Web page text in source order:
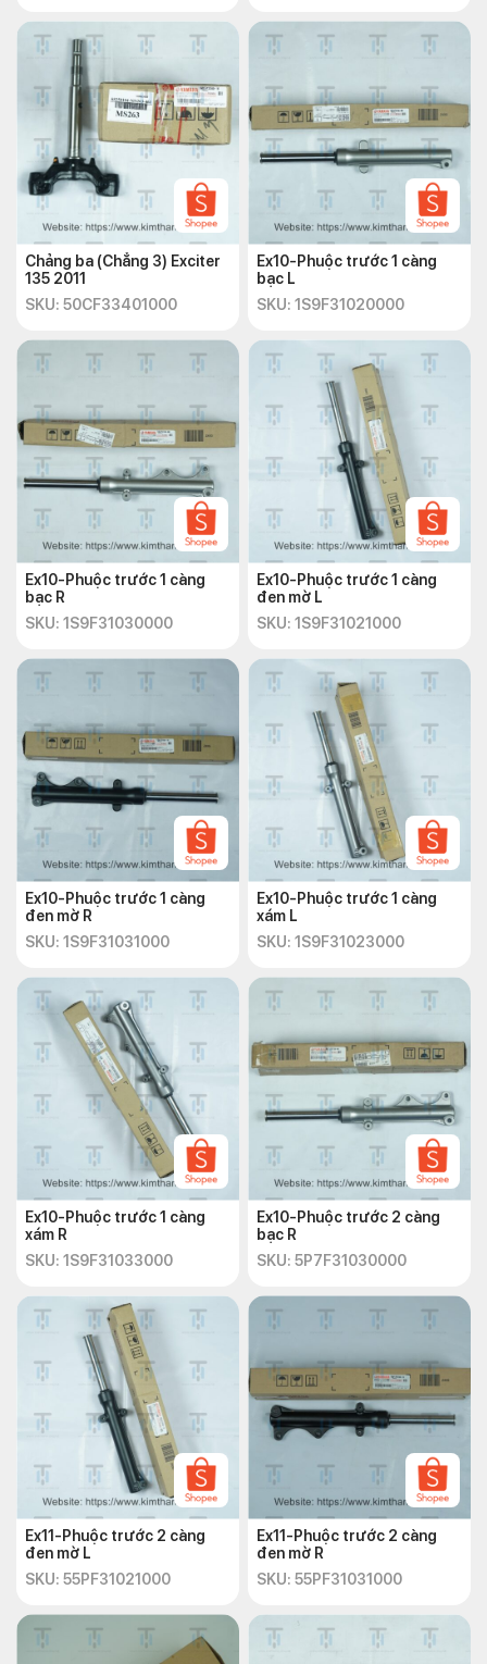
Chảng ba (Chẳng 3) Exciter
135 2011
SKU: 50CF33401000
Ex10-Phuộc trước 1 càng
bạc L
SKU: 1S9F31020000
Ex10-Phuộc trước 1 càng
bạc R
SKU: 1S9F31030000
Ex10-Phuộc trước 1 càng
đen mờ L
SKU: 1S9F31021000
Ex10-Phuộc trước 1 càng
đen mờ R
SKU: 1S9F31031000
Ex10-Phuộc trước 1 càng
xám L
SKU: 1S9F31023000
Ex10-Phuộc trước 1 càng
xám R
SKU: 1S9F31033000
Ex10-Phuộc trước 2 càng
bạc R
SKU: 5P7F31030000
Ex11-Phuộc trước 2 càng
đen mờ L
SKU: 55PF31021000
Ex11-Phuộc trước 2 càng
đen mờ R
SKU: 55PF31031000